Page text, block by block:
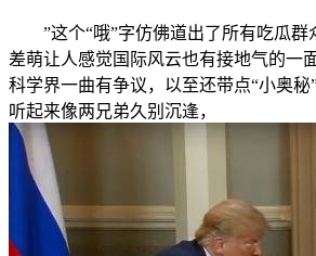
”这个“哦”字仿佛道出了所有吃瓜群
差萌让人感觉国际风云也有接地气的一
科学界一曲有争议，以至还带点“小奥秘
听起来像两兄弟久别沉逢，